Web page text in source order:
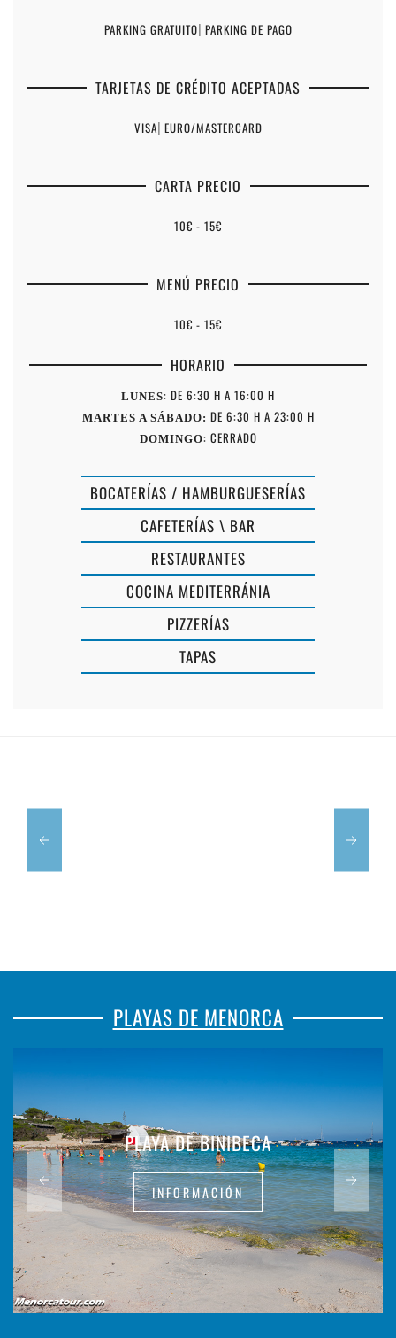
PARKING GRATUITO| PARKING DE PAGO
TARJETAS DE CRÉDITO ACEPTADAS
VISA| EURO/MASTERCARD
CARTA PRECIO
10€ - 15€
MENÚ PRECIO
10€ - 15€
HORARIO
LUNES: DE 6:30 H A 16:00 H
MARTES A SÁBADO: DE 6:30 H A 23:00 H
DOMINGO: CERRADO
BOCATERÍAS / HAMBURGUESERÍAS
CAFETERÍAS \ BAR
RESTAURANTES
COCINA MEDITERRÁNIA
PIZZERÍAS
TAPAS
PLAYAS DE MENORCA
PLAYA DE BINIBECA
INFORMACIÓN